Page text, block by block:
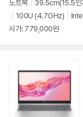
노트북 / 39.5cm(15.5인
/ 100U (4.7GHz) /
시가: 779,000원